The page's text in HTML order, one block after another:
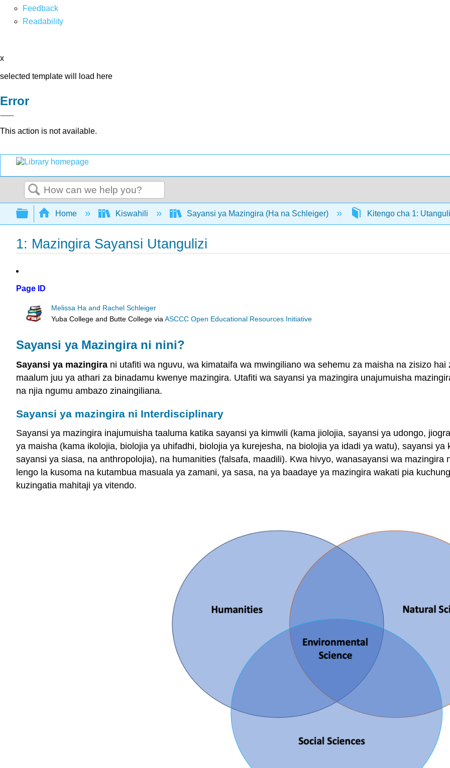
Feedback
Readability
x
selected template will load here
Error
This action is not available.
Search
Expand/collapse global hierarchy
Home Kiswahili Sayansi ya Mazingira (Ha na Schleiger) Kitengo cha 1:
1: Mazingira Sayansi Utangulizi
Page ID
Melissa Ha and Rachel Schleiger
Yuba College and Butte College viaASCCC Open Educational Resources Initiative
Sayansi ya Mazingira ni nini?
Sayansi ya mazingira ni utafiti wa nguvu, wa kimataifa wa mwingiliano wa sehemu za maisha na zisizo hai
maalum juu ya athari za binadamu kwenye mazingira. Utafiti wa sayansi ya mazingira unajumuisha
na njia ngumu ambazo zinaingiliana.
Sayansi ya mazingira ni Interdisciplinary
Sayansi ya mazingira inajumuisha taaluma katika sayansi ya kimwili (kama jiolojia, sayansi ya udongo,
ya maisha (kama ikolojia, biolojia ya uhifadhi, biolojia ya kurejesha, na biolojia ya idadi ya watu), sayansi
sayansi ya siasa, na anthropolojia), na humanities (falsafa, maadili). Kwa hivyo, wanasayansi wa
lengo la kusoma na kutambua masuala ya zamani, ya sasa, na ya baadaye ya mazingira wakati pia
kuzingatia mahitaji ya vitendo.